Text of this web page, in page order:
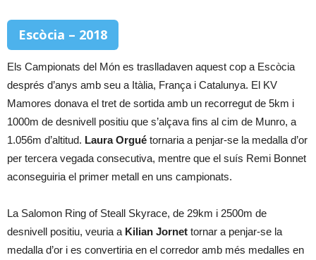
Escòcia – 2018
Els Campionats del Món es traslladaven aquest cop a Escòcia
després d’anys amb seu a Itàlia, França i Catalunya. El KV
Mamores donava el tret de sortida amb un recorregut de 5km i
1000m de desnivell positiu que s’alçava fins al cim de Munro, a
1.056m d’altitud. Laura Orgué tornaria a penjar-se la medalla d’or
per tercera vegada consecutiva, mentre que el suís Remi Bonnet
aconseguiria el primer metall en uns campionats.
La Salomon Ring of Steall Skyrace, de 29km i 2500m de
desnivell positiu, veuria a Kilian Jornet tornar a penjar-se la
medalla d’or i es convertiria en el corredor amb més medalles en